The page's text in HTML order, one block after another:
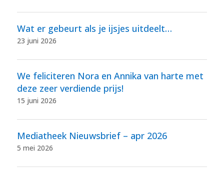
Wat er gebeurt als je ijsjes uitdeelt…
23 juni 2026
We feliciteren Nora en Annika van harte met
deze zeer verdiende prijs!
15 juni 2026
Mediatheek Nieuwsbrief – apr 2026
5 mei 2026